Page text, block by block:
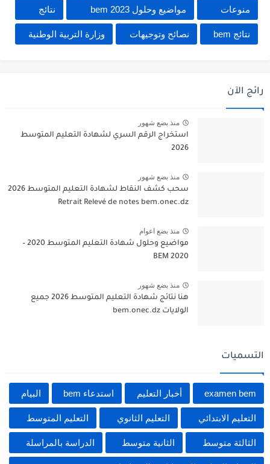
منوعات مواضيع وحلول 2023 bem نتائج
نتائج bem نصائح وتوجيهات وزارة التربية الوطنية
رائج الآن
منذ بضع شهور
استخراج الرقم السري لشهادة التعليم المتوسط
2026
منذ بضع شهور
سحب كشف النقاط لشهادة التعليم المتوسط 2026
Retrait Relevé de notes bem.onec.dz
منذ بضع اعوام
مواضيع وحلول شهادة التعليم المتوسط 2020 –
BEM 2020
منذ بضع شهور
هنا نتائج شهادة التعليم المتوسط 2026 جميع
الولايات bem.onec.dz
التسميات
examen bem أخبار التعليم استدعاء bem البيام
التعليم الابتدائي التعليم الثانوي التعليم المتوسط
الثالثة متوسط الثانية متوسط الدراسة بالمراسلة